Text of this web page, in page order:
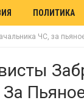
ПОЛИТИКА
ЧС, за
За